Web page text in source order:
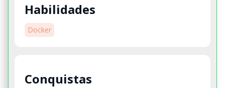
Habilidades
Docker
Conquistas